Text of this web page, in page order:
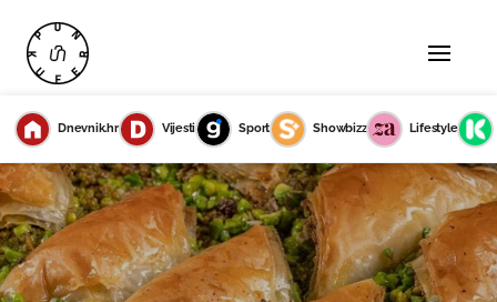
Dnevnik.hr Vijesti Sport Showbizz Lifestyle